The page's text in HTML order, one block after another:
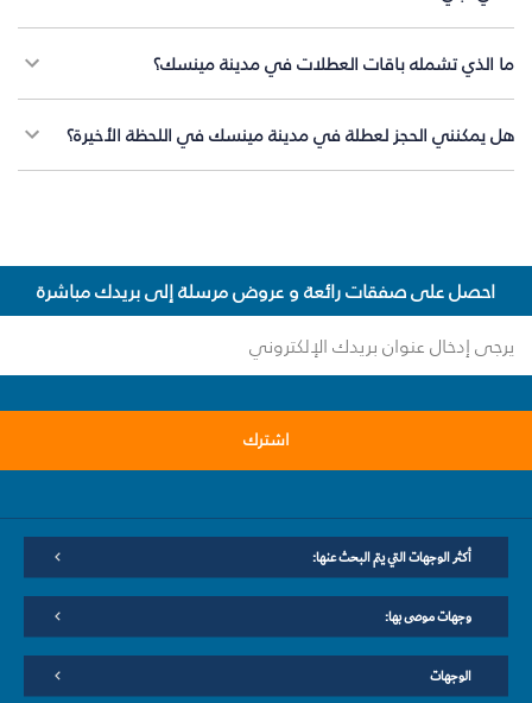
ما الذي تشمله باقات العطلات في مدينة مينسك؟
هل يمكنني الحجز لعطلة في مدينة مينسك في اللحظة الأخيرة؟
احصل على صفقات رائعة و عروض مرسلة إلى بريدك مباشرة
اشترك
أكثر الوجهات التي يتم البحث عنها:
وجهات موصى بها:
الوجهات